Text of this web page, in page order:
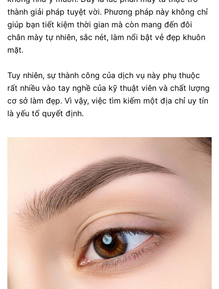
thành giải pháp tuyệt vời. Phương pháp này không chỉ
giúp bạn tiết kiệm thời gian mà còn mang đến đôi
chân mày tự nhiên, sắc nét, làm nổi bật vẻ đẹp khuôn
mặt.
Tuy nhiên, sự thành công của dịch vụ này phụ thuộc
rất nhiều vào tay nghề của kỹ thuật viên và chất lượng
cơ sở làm đẹp. Vì vậy, việc tìm kiếm một địa chỉ uy tín
là yếu tố quyết định.